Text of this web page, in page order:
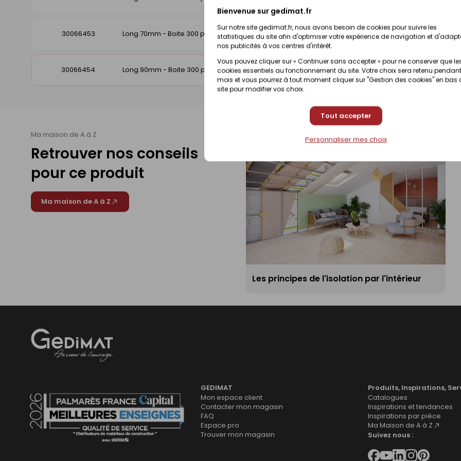
Bienvenue sur gedimat.fr
Sur notre site gedimat.fr, nous avons besoin de cookies pour suivre les
statistiques du site afin d'optimiser votre expérience de navigation et
nos publicités à vos centres d'intérêt.
Vous pouvez cliquer sur « Continuer sans accepter » pour ne conserver que
cookies essentiels au fonctionnement du site. Votre choix sera retenu pendant
mois et vous pourrez à tout moment cliquer sur "Gestion des cookies" en bas
site pour modifier vos choix.
Tout accepter
Personnaliser mes choix
(contactez
30066453
Long.70mm - Boite 300 pièces Disponibilité selon magasin Prix en
(contactez
30066454
Long.90mm - Boite 300 pièces Disponibilité selon magasin Prix en
(contactez
Ma maison de A à Z
Retrouver nos conseils
pour ce produit
Ma maison de A à Z
Les principes de l'isolation par l'intérieur
GEDIMAT
Mon espace client
Contacter mon magasin
FAQ
Espace pro
Trouver mon magasin
Produits, Inspirations,
Catalogues
Inspirations et tendances
Inspirations par pièce
Ma Maison de A à Z
Suivez nous :